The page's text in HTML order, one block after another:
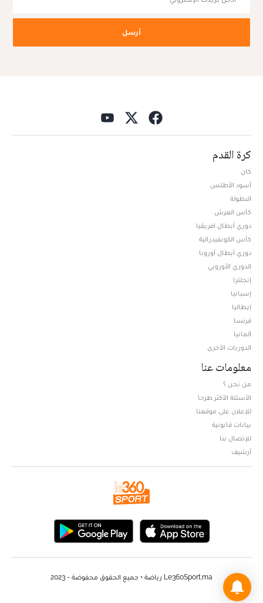
أرسل
كرة القدم
كان
أسود الأطلس
البطولة
كأس العرش
دوري أبطال افريقيا
كأس الكونفيدرالية
دوري أبطال أوروبا
الدوري الأوروبي
إنجلترا
إسبانيا
إيطاليا
فرنسا
ألمانيا
الدوريات الأخرى
معلومات عنا
من نحن ؟
الأسئلة الأكثر طرحا
للإعلان على موقعنا
بيانات قانونية
للإتصال بنا
أرشيف
Le360Sport.ma رياضة • جميع الحقوق محفوضة - 2023